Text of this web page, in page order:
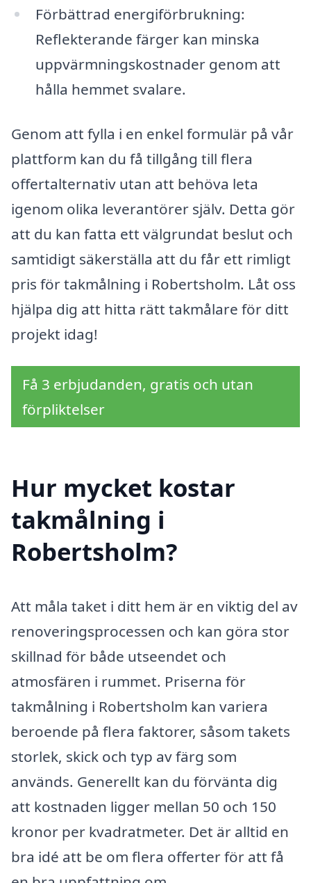
Förbättrad energiförbrukning:
Reflekterande färger kan minska
uppvärmningskostnader genom att
hålla hemmet svalare.
Genom att fylla i en enkel formulär på vår
plattform kan du få tillgång till flera
offertalternativ utan att behöva leta
igenom olika leverantörer själv. Detta gör
att du kan fatta ett välgrundat beslut och
samtidigt säkerställa att du får ett rimligt
pris för takmålning i Robertsholm. Låt oss
hjälpa dig att hitta rätt takmålare för ditt
projekt idag!
Få 3 erbjudanden, gratis och utan
förpliktelser
Hur mycket kostar
takmålning i
Robertsholm?
Att måla taket i ditt hem är en viktig del av
renoveringsprocessen och kan göra stor
skillnad för både utseendet och
atmosfären i rummet. Priserna för
takmålning i Robertsholm kan variera
beroende på flera faktorer, såsom takets
storlek, skick och typ av färg som
används. Generellt kan du förvänta dig
att kostnaden ligger mellan 50 och 150
kronor per kvadratmeter. Det är alltid en
bra idé att be om flera offerter för att få